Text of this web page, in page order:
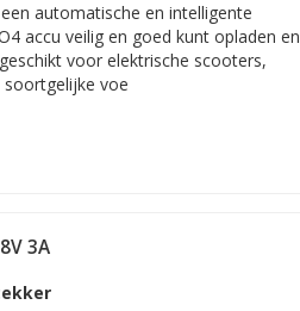
automatische en intelligente
accu veilig en goed kunt opladen en
voor elektrische scooters,
voe
3A